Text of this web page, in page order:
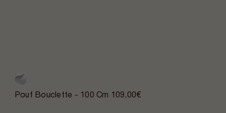
Pouf Bouclette - 100 Cm 109,00€